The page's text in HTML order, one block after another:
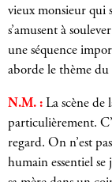
vieux monsieur qui
s’amusent à
une séquence
aborde le thème du
N.M. : La scène
particulièrement.
regard. On n’est
humain essentiel